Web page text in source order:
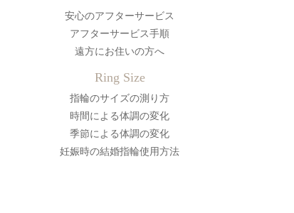
安心のアフターサービス
アフターサービス手順
遠方にお住いの方へ
Ring Size
指輪のサイズの測り方
時間による体調の変化
季節による体調の変化
妊娠時の結婚指輪使用方法